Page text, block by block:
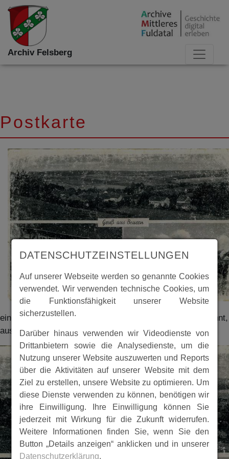
Archiv Felsberg
Postkarte
eine alte Postkarte aus Beuern, leider ist uns nicht bekannt,
aus welchem Jahr sie stammt
DATENSCHUTZEINSTELLUNGEN
Auf unserer Webseite werden so genannte Cookies
verwendet. Wir verwenden technische Cookies, um
die Funktionsfähigkeit unserer Website
sicherzustellen.
Darüber hinaus verwenden wir Videodienste von
Drittanbietern sowie die Analysedienste, um die
Nutzung unserer Website auszuwerten und Reports
über die Aktivitäten auf unserer Website mit dem
Ziel zu erstellen, unsere Website zu optimieren. Um
diese Dienste verwenden zu können, benötigen wir
ihre Einwilligung. Ihre Einwilligung können Sie
jederzeit mit Wirkung für die Zukunft widerrufen.
Weitere Informationen finden Sie, wenn Sie den
Button „Details anzeigen“ anklicken und in unserer
Datenschutzerklärung.